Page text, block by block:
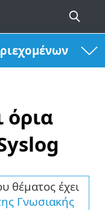
όρια
θέματος έχει
Γνωσιακής